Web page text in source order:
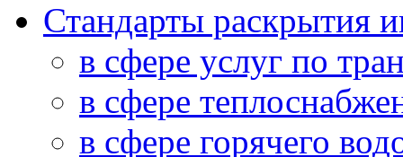
Стандарты раскрытия
в сфере услуг по
в сфере
в сфере горячего